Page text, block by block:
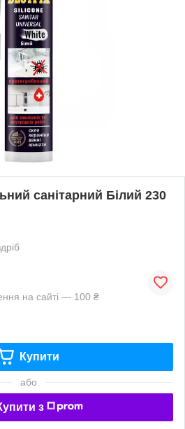
санітарний Білий 230
на сайті — 100 ₴
Купити
або
з